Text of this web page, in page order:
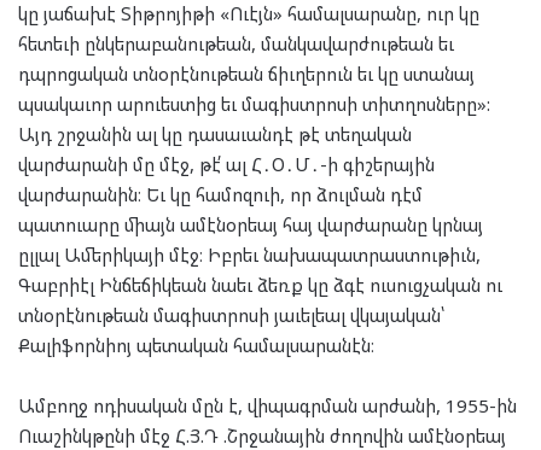
կը յաճախէ Տիթրոյիթի «Ուէյն» համալսարանը, ուր կը
հետեւի ընկերաբանութեան, մանկավարժութեան եւ
դպրոցական տնօրէնութեան ճիւղերուն եւ կը ստանայ
պսակաւոր արուեստից եւ մագիստրոսի տիտղոսները»:
Այդ շրջանին ալ կը դասաւանդէ թէ տեղական
վարժարանի մը մէջ, թէ՛ ալ Հ․Օ․Մ․-ի գիշերային
վարժարանին։ Եւ կը համոզուի, որ ձուլման դէմ
պատուարը միայն ամէնօրեայ հայ վարժարանը կրնայ
ըլլալ Ամերիկայի մէջ։ Իբրեւ նախապատրաստութիւն,
Գաբրիէլ Ինճեճիկեան նաեւ ձեռք կը ձգէ ուսուցչական ու
տնօրէնութեան մագիստրոսի յաւելեալ վկայական՝
Քալիֆորնիոյ պետական համալսարանէն։
Ամբողջ ոդիսական մըն է, վիպագրման արժանի, 1955-ին
Ուաշինկթընի մէջ Հ.Յ.Դ .Շրջանային ժողովին ամէնօրեայ